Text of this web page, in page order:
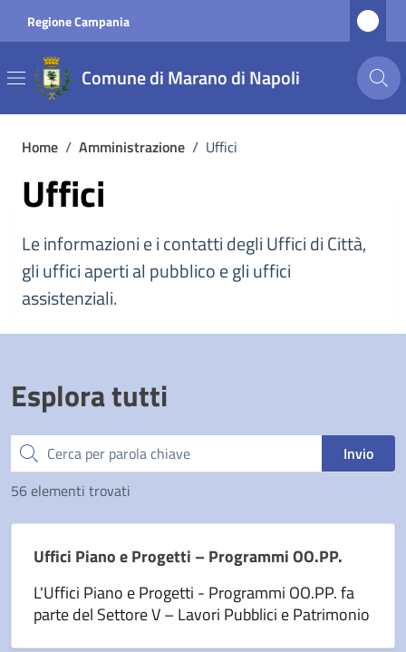
Regione Campania
Comune di Marano di Napoli
Home / Amministrazione / Uffici
Uffici
Le informazioni e i contatti degli Uffici di Città,
gli uffici aperti al pubblico e gli uffici
assistenziali.
Esplora tutti
Cerca
Invio
56 elementi trovati
Uffici Piano e Progetti – Programmi OO.PP.
L'Uffici Piano e Progetti - Programmi OO.PP. fa
parte del Settore V – Lavori Pubblici e Patrimonio